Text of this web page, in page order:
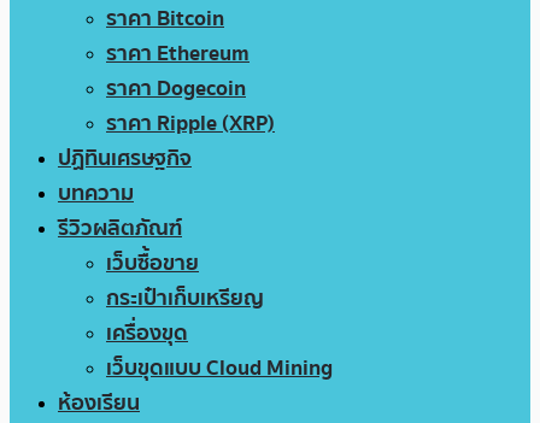
ราคา Bitcoin
ราคา Ethereum
ราคา Dogecoin
ราคา Ripple (XRP)
ปฏิทินเศรษฐกิจ
บทความ
รีวิวผลิตภัณฑ์
เว็บซื้อขาย
กระเป๋าเก็บเหรียญ
เครื่องขุด
เว็บขุดแบบ Cloud Mining
ห้องเรียน